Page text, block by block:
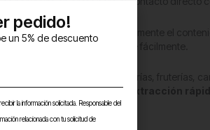
y brillo
, que realza visualmente el
soportando el peso sin romperse fácilmente.
, adaptándose a panaderías, fruterías,
en block facilita una
extracción
pedido!​
un 5% de descuento
la información solicitada. Responsable del
relacionada con tu solicitud de